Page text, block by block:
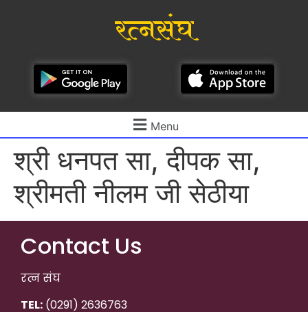
रत्नसंघ
Menu
श्री धनपत सा, दीपक सा,
श्रीमती नीलम जी सेठीया
Contact Us
रत्न संघ
TEL: (0291) 2636763